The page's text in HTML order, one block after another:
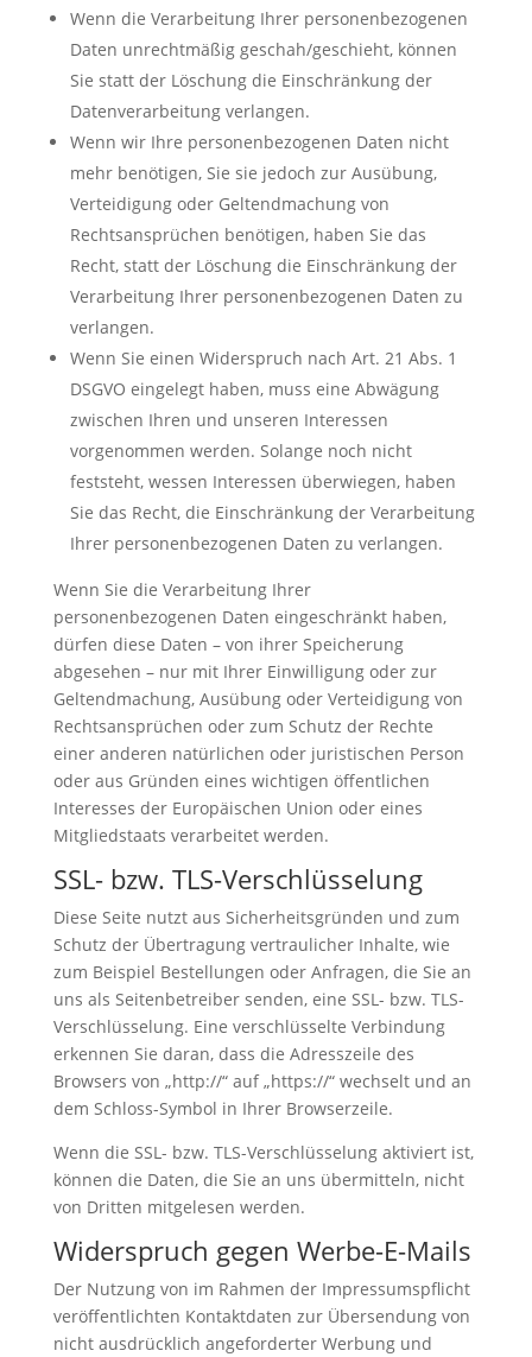
Wenn die Verarbeitung Ihrer personenbezogenen
Daten unrechtmäßig geschah/geschieht, können
Sie statt der Löschung die Einschränkung der
Datenverarbeitung verlangen.
Wenn wir Ihre personenbezogenen Daten nicht
mehr benötigen, Sie sie jedoch zur Ausübung,
Verteidigung oder Geltendmachung von
Rechtsansprüchen benötigen, haben Sie das
Recht, statt der Löschung die Einschränkung der
Verarbeitung Ihrer personenbezogenen Daten zu
verlangen.
Wenn Sie einen Widerspruch nach Art. 21 Abs. 1
DSGVO eingelegt haben, muss eine Abwägung
zwischen Ihren und unseren Interessen
vorgenommen werden. Solange noch nicht
feststeht, wessen Interessen überwiegen, haben
Sie das Recht, die Einschränkung der Verarbeitung
Ihrer personenbezogenen Daten zu verlangen.
Wenn Sie die Verarbeitung Ihrer
personenbezogenen Daten eingeschränkt haben,
dürfen diese Daten – von ihrer Speicherung
abgesehen – nur mit Ihrer Einwilligung oder zur
Geltendmachung, Ausübung oder Verteidigung von
Rechtsansprüchen oder zum Schutz der Rechte
einer anderen natürlichen oder juristischen Person
oder aus Gründen eines wichtigen öffentlichen
Interesses der Europäischen Union oder eines
Mitgliedstaats verarbeitet werden.
SSL- bzw. TLS-Verschlüsselung
Diese Seite nutzt aus Sicherheitsgründen und zum
Schutz der Übertragung vertraulicher Inhalte, wie
zum Beispiel Bestellungen oder Anfragen, die Sie an
uns als Seitenbetreiber senden, eine SSL- bzw. TLS-
Verschlüsselung. Eine verschlüsselte Verbindung
erkennen Sie daran, dass die Adresszeile des
Browsers von „http://“ auf „https://“ wechselt und an
dem Schloss-Symbol in Ihrer Browserzeile.
Wenn die SSL- bzw. TLS-Verschlüsselung aktiviert ist,
können die Daten, die Sie an uns übermitteln, nicht
von Dritten mitgelesen werden.
Widerspruch gegen Werbe-E-Mails
Der Nutzung von im Rahmen der Impressumspflicht
veröffentlichten Kontaktdaten zur Übersendung von
nicht ausdrücklich angeforderter Werbung und